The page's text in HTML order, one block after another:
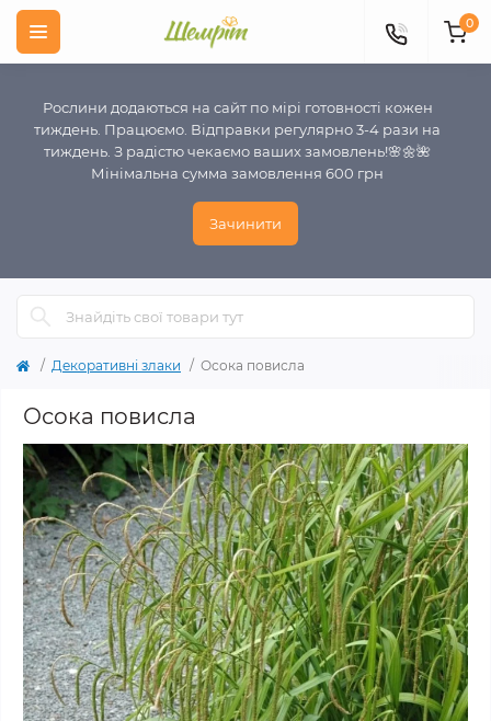
Рослини додаються на сайт по мірі готовності кожен
тиждень. Працюємо. Відправки регулярно 3-4 рази на
тиждень. З радістю чекаємо ваших замовлень!🌸🌼🌺
Мінімальна сумма замовлення 600 грн
Зачинити
0
Декоративні злаки Осока повисла
Осока повисла